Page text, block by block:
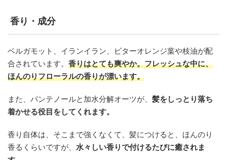
香り・成分
ベルガモット、イランイラン、ビターオレンジ葉や枝油が配
合されています。 香りはとても爽やか。フレッシュな中に、
ほんのりフローラルの香りが漂います。
また、パンテノールと加水分解オーツが、 髪をしっとり落ち
着かせる役目をしてくれます。
香り自体は、そこまで強くなくて、髪につけると、ほんのり
香るくらいですが、 水々しい香りで付けるたびに癒されま